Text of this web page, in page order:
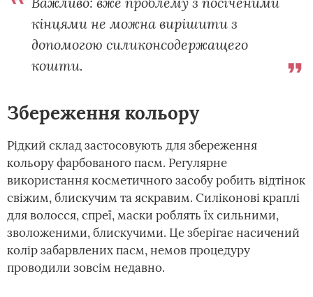
кінцями не можна вирішити з
допомогою силиконсодержащего
кошти.
Збереження кольору
Рідкий склад застосовують для збереження
кольору фарбованого пасм. Регулярне
використання косметичного засобу робить відтінок
свіжим, блискучим та яскравим. Силіконові краплі
для волосся, спреї, маски роблять їх сильними,
зволоженими, блискучими. Це зберігає насичений
колір забарвлених пасм, немов процедуру
проводили зовсім недавно.